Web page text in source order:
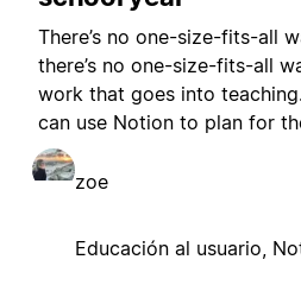
There’s no one-size-fits-all
there’s no one-size-fits-all
work that goes into
can use Notion to plan for
zoe
Educación al usuario,